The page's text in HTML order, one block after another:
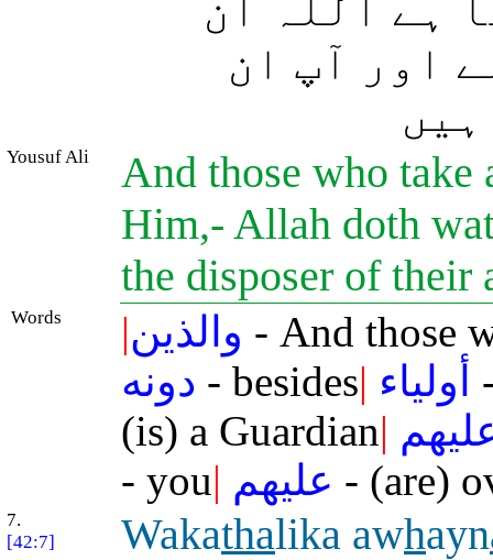
اور آپ ان
Yousuf Ali
And those who take
Him,- Allah doth
the disposer of
Words |والذين - And those
دونه - besides| أولياء
(is) a Guardian|
- you| عليهم - (are)
7.
[42:7]
Wakathalika awhayn